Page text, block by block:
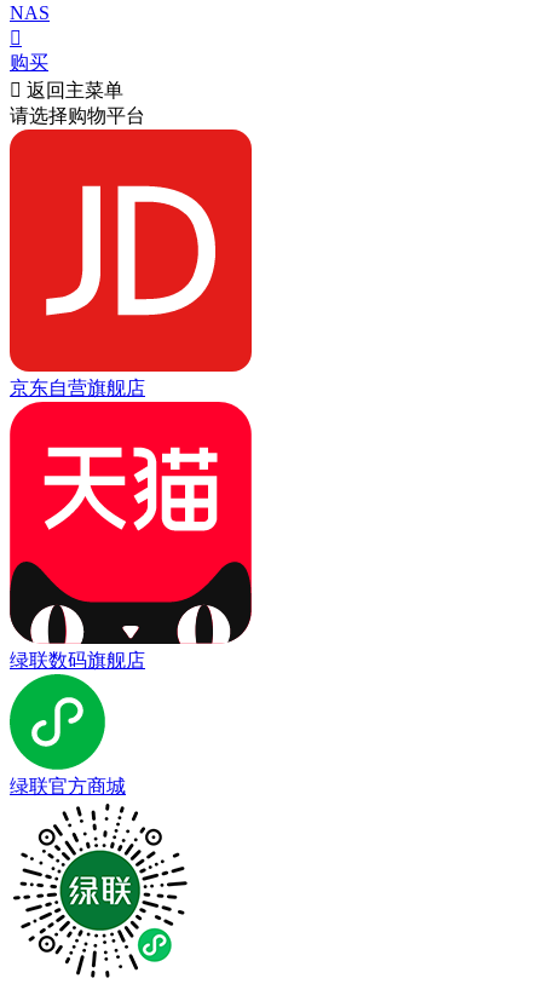
NAS

购买
 返回主菜单
请选择购物平台
京东自营旗舰店
绿联数码旗舰店
绿联官方商城